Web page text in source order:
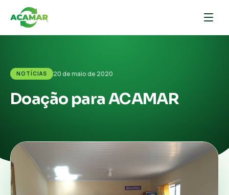
NOTÍCIAS 20 de maio de 2020
Doação para ACAMAR